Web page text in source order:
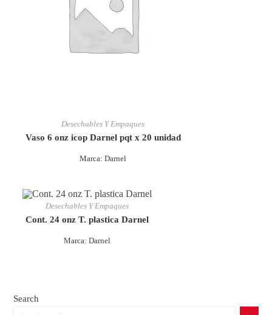
Marca: Darnel
Desechables Y Empaques
Vaso 6 onz icop Darnel pqt x 20 unidad
Marca: Darnel
Desechables Y Empaques
Cont. 24 onz T. plastica Darnel
Search